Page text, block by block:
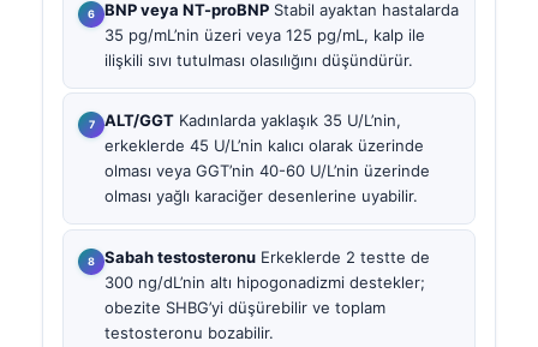
BNP veya NT-proBNP Stabil ayaktan hastalarda
35 pg/mL’nin üzeri veya 125 pg/mL, kalp ile
ilişkili sıvı tutulması olasılığını düşündürür.
ALT/GGT Kadınlarda yaklaşık 35 U/L’nin,
erkeklerde 45 U/L’nin kalıcı olarak üzerinde
olması veya GGT’nin 40-60 U/L’nin üzerinde
olması yağlı karaciğer desenlerine uyabilir.
Sabah testosteronu Erkeklerde 2 testte de
300 ng/dL’nin altı hipogonadizmi destekler;
obezite SHBG’yi düşürebilir ve toplam
testosteronu bozabilir.